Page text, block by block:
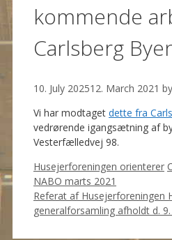
kommende
Carlsberg
10. July 202512. March 2021 by
Vi har modtaget dette fra
vedrørende igangsætning af
Vesterfælledvej 98.
Categories
Husejerforeningen orienterer
NABO marts 2021
Referat af Husejerforeningen
generalforsamling afholdt d.